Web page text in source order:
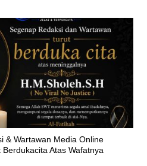
& Wartawan Media Online
Atas Wafatnya